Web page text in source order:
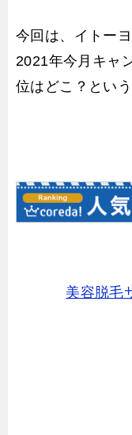
今回は、イトー
2021年今月キャ
位はどこ？とい
美容脱毛